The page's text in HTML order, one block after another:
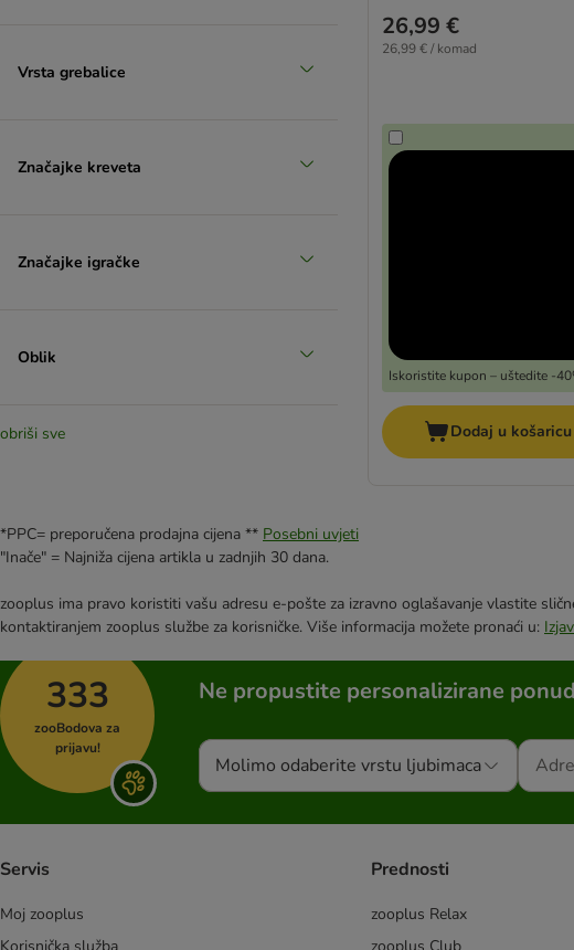
Vrsta grebalice
Značajke kreveta
Značajke igračke
Oblik
obriši sve
26,99 €
26,99 € / komad
Iskoristite kupon – uštedite -
Dodaj u košaricu
*PPC= preporučena prodajna cijena ** Posebni uvjeti
"Inače" = Najniža cijena artikla u zadnjih 30 dana.
zooplus ima pravo koristiti vašu adresu e-pošte za izravno oglašavanje vlastite
kontaktiranjem zooplus službe za korisničke. Više informacija možete pronaći u:
333
zooBodova za
prijavu!
Ne propustite personalizirane
Molimo odaberite vrstu ljubimaca
Servis
Moj zooplus
Prednosti
zooplus Relax